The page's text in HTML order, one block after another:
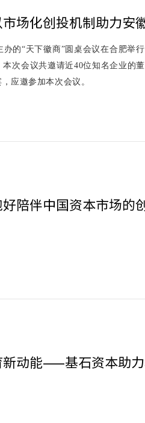
场化创投机制助力安
办的“天下徽商”圆桌会议在合肥举
次会议共邀请近40位知名企业的
应邀参加本次会议。
陪伴中国资本市场的